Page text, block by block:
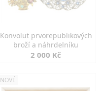
Konvolut prvorepublikových
broží a náhrdelníku
2 000 Kč
NOVÉ